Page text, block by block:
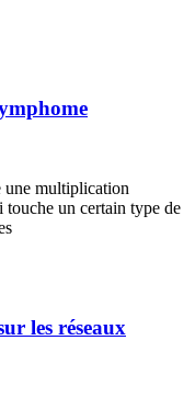
une multiplication
touche un certain type de
les réseaux